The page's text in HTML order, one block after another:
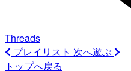
Threads
プレイリスト 次へ遊ぶ
トップへ戻る